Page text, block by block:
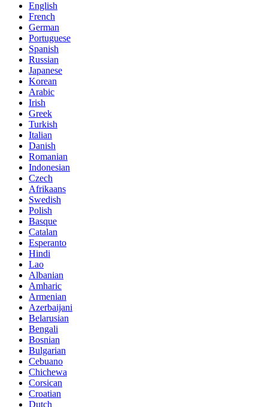
English
French
German
Portuguese
Spanish
Russian
Japanese
Korean
Arabic
Irish
Greek
Turkish
Italian
Danish
Romanian
Indonesian
Czech
Afrikaans
Swedish
Polish
Basque
Catalan
Esperanto
Hindi
Lao
Albanian
Amharic
Armenian
Azerbaijani
Belarusian
Bengali
Bosnian
Bulgarian
Cebuano
Chichewa
Corsican
Croatian
Dutch